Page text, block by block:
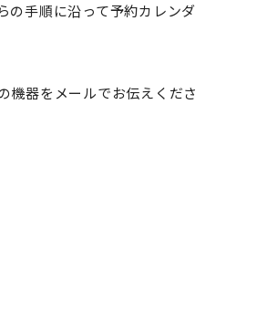
の手順に沿って予約カレンダ
機器をメールでお伝えくださ